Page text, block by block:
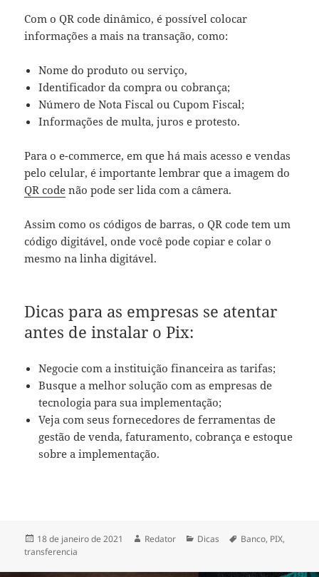
Com o QR code dinâmico, é possível colocar
informações a mais na transação, como:
Nome do produto ou serviço,
Identificador da compra ou cobrança;
Número de Nota Fiscal ou Cupom Fiscal;
Informações de multa, juros e protesto.
Para o e-commerce, em que há mais acesso e vendas
pelo celular, é importante lembrar que a imagem do
QR code não pode ser lida com a câmera.
Assim como os códigos de barras, o QR code tem um
código digitável, onde você pode copiar e colar o
mesmo na linha digitável.
Dicas para as empresas se atentar
antes de instalar o Pix:
Negocie com a instituição financeira as tarifas;
Busque a melhor solução com as empresas de
tecnologia para sua implementação;
Veja com seus fornecedores de ferramentas de
gestão de venda, faturamento, cobrança e estoque
sobre a implementação.
Publicado
em
18 de janeiro de 2021 Autor
Redator Categorias
Dicas Tags
Banco, PIX,
transferencia